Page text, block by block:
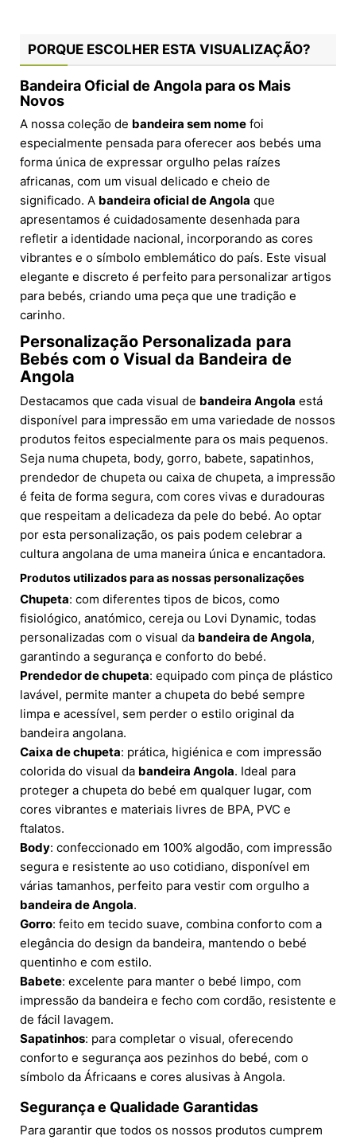
PORQUE ESCOLHER ESTA VISUALIZAÇÃO?
Bandeira Oficial de Angola para os Mais
Novos
A nossa coleção de bandeira sem nome foi
especialmente pensada para oferecer aos bebés uma
forma única de expressar orgulho pelas raízes
africanas, com um visual delicado e cheio de
significado. A bandeira oficial de Angola que
apresentamos é cuidadosamente desenhada para
refletir a identidade nacional, incorporando as cores
vibrantes e o símbolo emblemático do país. Este visual
elegante e discreto é perfeito para personalizar artigos
para bebés, criando uma peça que une tradição e
carinho.
Personalização Personalizada para
Bebés com o Visual da Bandeira de
Angola
Destacamos que cada visual de bandeira Angola está
disponível para impressão em uma variedade de nossos
produtos feitos especialmente para os mais pequenos.
Seja numa chupeta, body, gorro, babete, sapatinhos,
prendedor de chupeta ou caixa de chupeta, a impressão
é feita de forma segura, com cores vivas e duradouras
que respeitam a delicadeza da pele do bebé. Ao optar
por esta personalização, os pais podem celebrar a
cultura angolana de uma maneira única e encantadora.
Produtos utilizados para as nossas personalizações
Chupeta: com diferentes tipos de bicos, como
fisiológico, anatómico, cereja ou Lovi Dynamic, todas
personalizadas com o visual da bandeira de Angola,
garantindo a segurança e conforto do bebé.
Prendedor de chupeta: equipado com pinça de plástico
lavável, permite manter a chupeta do bebé sempre
limpa e acessível, sem perder o estilo original da
bandeira angolana.
Caixa de chupeta: prática, higiénica e com impressão
colorida do visual da bandeira Angola. Ideal para
proteger a chupeta do bebé em qualquer lugar, com
cores vibrantes e materiais livres de BPA, PVC e
ftalatos.
Body: confeccionado em 100% algodão, com impressão
segura e resistente ao uso cotidiano, disponível em
várias tamanhos, perfeito para vestir com orgulho a
bandeira de Angola.
Gorro: feito em tecido suave, combina conforto com a
elegância do design da bandeira, mantendo o bebé
quentinho e com estilo.
Babete: excelente para manter o bebé limpo, com
impressão da bandeira e fecho com cordão, resistente e
de fácil lavagem.
Sapatinhos: para completar o visual, oferecendo
conforto e segurança aos pezinhos do bebé, com o
símbolo da Áfricaans e cores alusivas à Angola.
Segurança e Qualidade Garantidas
Para garantir que todos os nossos produtos cumprem